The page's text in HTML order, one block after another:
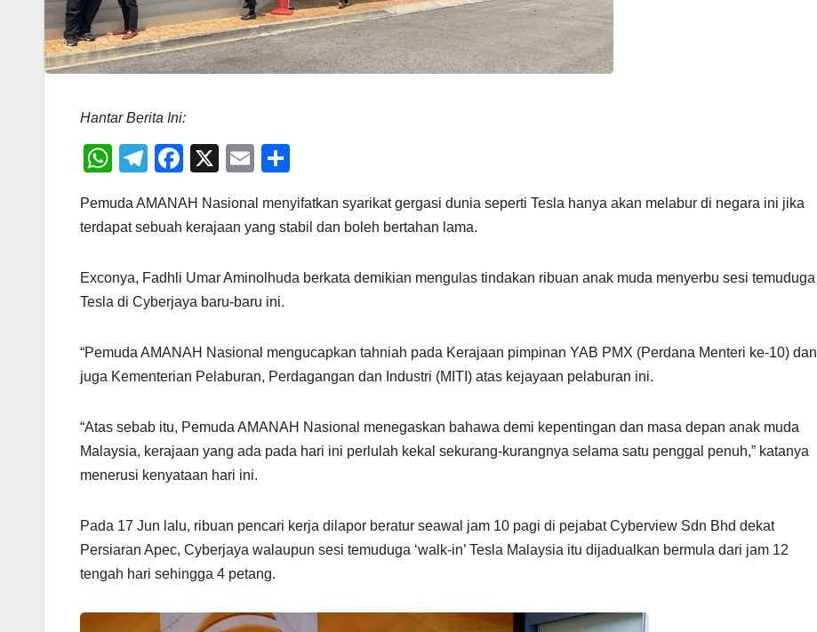
Hantar Berita Ini:
W
at
s
A
p
T
e
a
m
F
c
b
o
k
X
E
ail ar
Pemuda AMANAH Nasional menyifatkan syarikat gergasi dunia seperti Tesla hanya akan melabur di negara ini jika
terdapat sebuah kerajaan yang stabil dan boleh bertahan lama.
Exconya, Fadhli Umar Aminolhuda berkata demikian mengulas tindakan ribuan anak muda menyerbu sesi temuduga
Tesla di Cyberjaya baru-baru ini.
“Pemuda AMANAH Nasional mengucapkan tahniah pada Kerajaan pimpinan YAB PMX (Perdana Menteri ke-10) dan
juga Kementerian Pelaburan, Perdagangan dan Industri (MITI) atas kejayaan pelaburan ini.
“Atas sebab itu, Pemuda AMANAH Nasional menegaskan bahawa demi kepentingan dan masa depan anak muda
Malaysia, kerajaan yang ada pada hari ini perlulah kekal sekurang-kurangnya selama satu penggal penuh,” katanya
menerusi kenyataan hari ini.
Pada 17 Jun lalu, ribuan pencari kerja dilapor beratur seawal jam 10 pagi di pejabat Cyberview Sdn Bhd dekat
Persiaran Apec, Cyberjaya walaupun sesi temuduga ‘walk-in’ Tesla Malaysia itu dijadualkan bermula dari jam 12
tengah hari sehingga 4 petang.